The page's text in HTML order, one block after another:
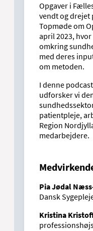
Opgaver i
vendt og drejet
Topmøde om
april 2023,
omkring
med deres
om metoden.
I denne
udforsker vi
patientpleje,
Region
medarbejdere.
Pia Jødal
Dansk
Kristina